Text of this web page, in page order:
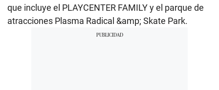
que incluye el PLAYCENTER FAMILY y el parque de
atracciones Plasma Radical &amp; Skate Park.